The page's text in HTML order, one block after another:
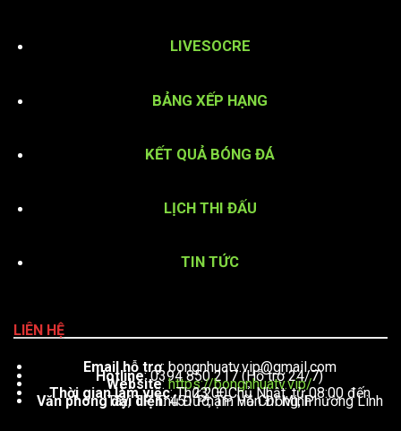
LIVESOCRE
BẢNG XẾP HẠNG
KẾT QUẢ BÓNG ĐÁ
LỊCH THI ĐẤU
TIN TỨC
LIÊN HỆ
Email hỗ trợ:bongnhuatv.vip@gmail.com
Hotline: 0394 850 217 (Hỗ trợ 24/7)
Website:https://bongnhuatv.vip/
Thời gian làm việc : Thứ 2 – Chủ Nhật, từ 08:00 đến 23:00
Văn phòng đại diện: 451 Phạm Văn Đồng, Phường Linh Tây, TP. Thủ Đức, TP. Hồ Chí Minh